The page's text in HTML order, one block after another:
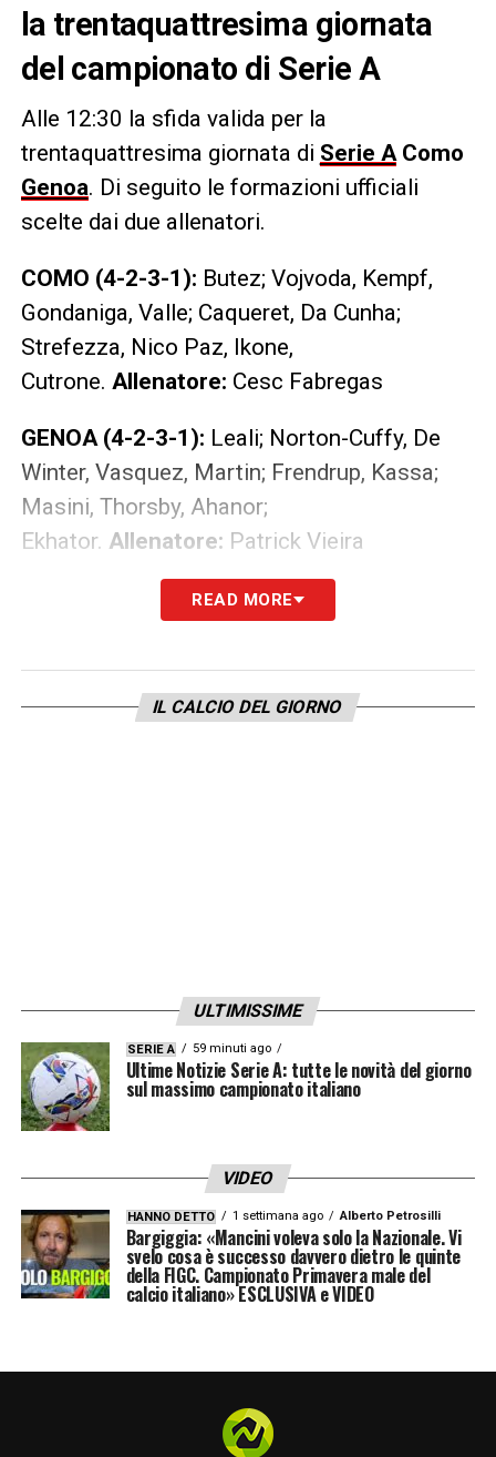
la trentaquattresima giornata
del campionato di Serie A
Alle 12:30 la sfida valida per la
trentaquattresima giornata di Serie A Como
Genoa. Di seguito le formazioni ufficiali
scelte dai due allenatori.
COMO (4-2-3-1): Butez; Vojvoda, Kempf,
Gondaniga, Valle; Caqueret, Da Cunha;
Strefezza, Nico Paz, Ikone,
Cutrone. Allenatore: Cesc Fabregas
GENOA (4-2-3-1): Leali; Norton-Cuffy, De
Winter, Vasquez, Martin; Frendrup, Kassa;
Masini, Thorsby, Ahanor;
Ekhator. Allenatore: Patrick Vieira
LA PLAYLIST DELLE NOSTRE TOP NEWS
READ MORE
IL CALCIO DEL GIORNO
ULTIMISSIME
SERIE A 59 minuti ago
Ultime Notizie Serie A: tutte le novità del giorno
sul massimo campionato italiano
VIDEO
HANNO DETTO 1 settimana ago Alberto Petrosilli
Bargiggia: «Mancini voleva solo la Nazionale. Vi
svelo cosa è successo davvero dietro le quinte
della FIGC. Campionato Primavera male del
calcio italiano» ESCLUSIVA e VIDEO